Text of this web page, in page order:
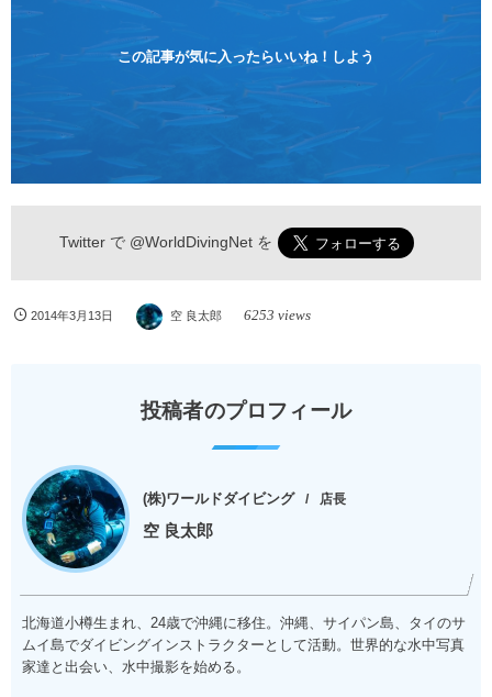
気軽に体験できる半日のコース。沖縄本島のビーチか
らのんびりダイビングを楽しめます...
この記事が気に入ったらいいね！しよう
Twitter で @WorldDivingNetを
2014年3月13日 空 良太郎 6253 views
投稿者のプロフィール
(株)ワールドダイビング 店長
空 良太郎
北海道小樽生まれ、24歳で沖縄に移住。沖縄、サイパン島、タイのサ
ムイ島でダイビングインストラクターとして活動。世界的な水中写真
家達と出会い、水中撮影を始める。